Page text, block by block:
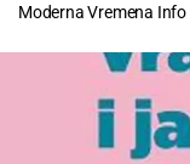
Moderna Vremena Info